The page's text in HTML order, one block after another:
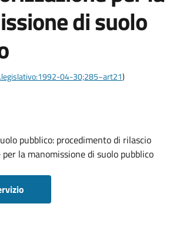
di suolo
04-30;285~art21)
pubblico: procedimento di rilascio
la manomissione di suolo pubblico